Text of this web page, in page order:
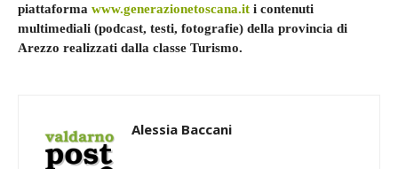
piattaforma www.generazionetoscana.it i contenuti
multimediali (podcast, testi, fotografie) della provincia di
Arezzo realizzati dalla classe Turismo.
Alessia Baccani